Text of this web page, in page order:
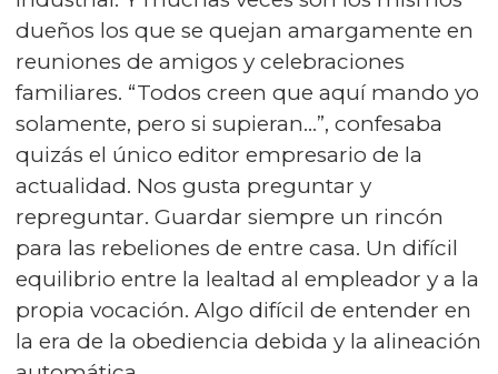
dueños los que se quejan amargamente en
reuniones de amigos y celebraciones
familiares. “Todos creen que aquí mando yo
solamente, pero si supieran...”, confesaba
quizás el único editor empresario de la
actualidad. Nos gusta preguntar y
repreguntar. Guardar siempre un rincón
para las rebeliones de entre casa. Un difícil
equilibrio entre la lealtad al empleador y a la
propia vocación. Algo difícil de entender en
la era de la obediencia debida y la alineación